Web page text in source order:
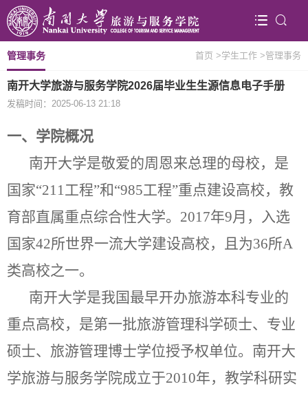
首页 >学生工作 >管理事务
管理事务
南开大学旅游与服务学院2026届毕业生生源信息电子手册
发稿时间：2025-06-13 21:18
一、学院概况
南开大学是敬爱的周恩来总理的母校，是
国家“211工程”和“985工程”重点建设高校，教
育部直属重点综合性大学。 2017年9月，入选
国家42所世界一流大学建设高校，且为36所A
类高校之一。
南开大学是我国最早开办旅游本科专业的
重点高校，是第一批旅游管理科学硕士、专业
硕士、旅游管理博士学位授予权单位。南开大
学旅游与服务学院成立于2010年，教学科研实